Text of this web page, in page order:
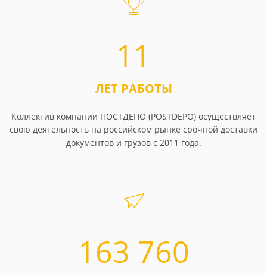
11
ЛЕТ РАБОТЫ
Коллектив компании ПОСТДЕПО (POSTDEPO) осуществляет
свою деятельность на российском рынке срочной доставки
документов и грузов с 2011 года.
163 760